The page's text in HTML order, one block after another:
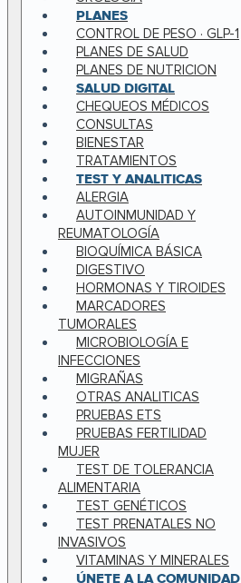
PLANES
CONTROL DE PESO · GLP-1
PLANES DE SALUD
PLANES DE NUTRICION
SALUD DIGITAL
CHEQUEOS MÉDICOS
CONSULTAS
BIENESTAR
TRATAMIENTOS
TEST Y ANALITICAS
ALERGIA
AUTOINMUNIDAD Y
REUMATOLOGÍA
BIOQUÍMICA BÁSICA
DIGESTIVO
HORMONAS Y TIROIDES
MARCADORES
TUMORALES
MICROBIOLOGÍA E
INFECCIONES
MIGRAÑAS
OTRAS ANALITICAS
PRUEBAS ETS
PRUEBAS FERTILIDAD
MUJER
TEST DE TOLERANCIA
ALIMENTARIA
TEST GENÉTICOS
TEST PRENATALES NO
INVASIVOS
VITAMINAS Y MINERALES
ÚNETE A LA COMUNIDAD